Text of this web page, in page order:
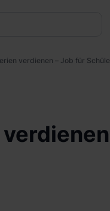
verdienen – Job für